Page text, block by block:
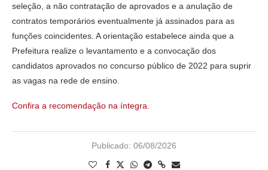
seleção, a não contratação de aprovados e a anulação de
contratos temporários eventualmente já assinados para as
funções coincidentes. A orientação estabelece ainda que a
Prefeitura realize o levantamento e a convocação dos
candidatos aprovados no concurso público de 2022 para suprir
as vagas na rede de ensino.
Confira a recomendação na íntegra.
Publicado: 06/08/2026